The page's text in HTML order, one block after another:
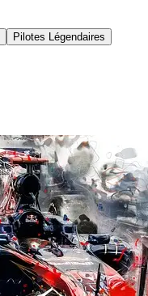
Pilotes Légendaires